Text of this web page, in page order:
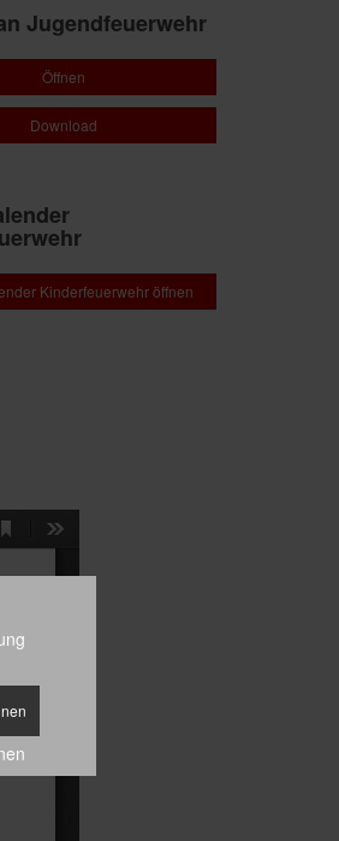
Jugendfeuerwehr
Öffnen
Download
Kinderfeuerwehr öffnen